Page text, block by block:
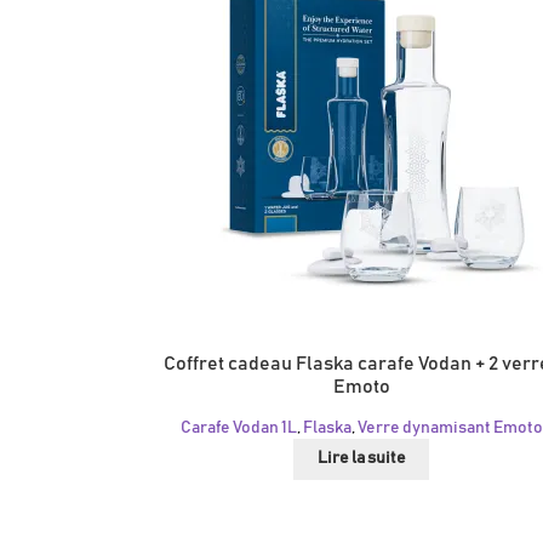
Coffret cadeau Flaska carafe Vodan + 2
Emoto
Carafe Vodan 1L, Flaska, Verre dynamisant Emoto
Lire la suite